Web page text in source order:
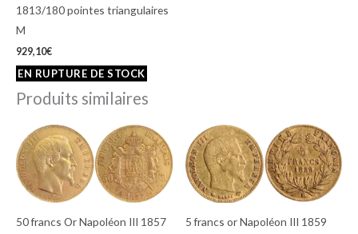
1813/180 pointes triangulaires
M
929,10€
Produits similaires
50 francs Or Napoléon III 1857
5 francs or Napoléon III 1859